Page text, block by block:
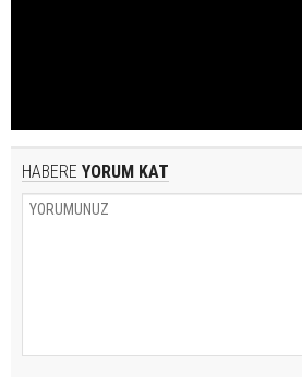
HABERE YORUM KAT